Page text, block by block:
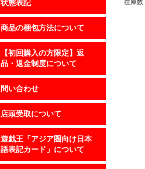
状態表記
商品の梱包方法について
【初回購入の方限定】返
品・返金制度について
問い合わせ
店頭受取について
遊戯王「アジア圏向け日本
語表記カード」について
在庫数